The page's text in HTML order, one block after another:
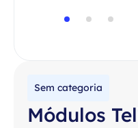
Sem categoria
Módulos